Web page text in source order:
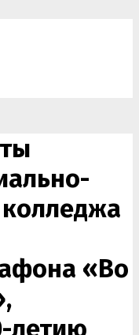
колледжа
«Во
летию